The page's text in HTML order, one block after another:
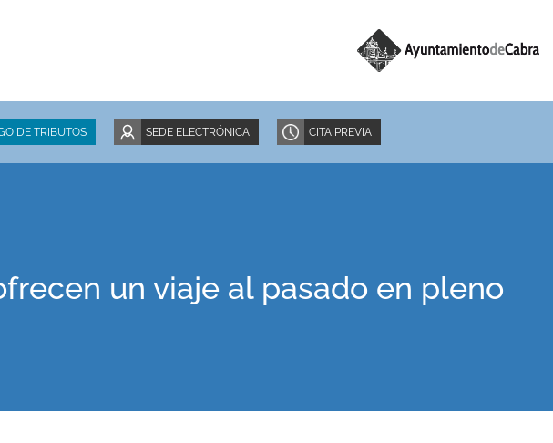
DE TRIBUTOS SEDE ELECTRÓNICA CITA PREVIA
un viaje al pasado en pleno